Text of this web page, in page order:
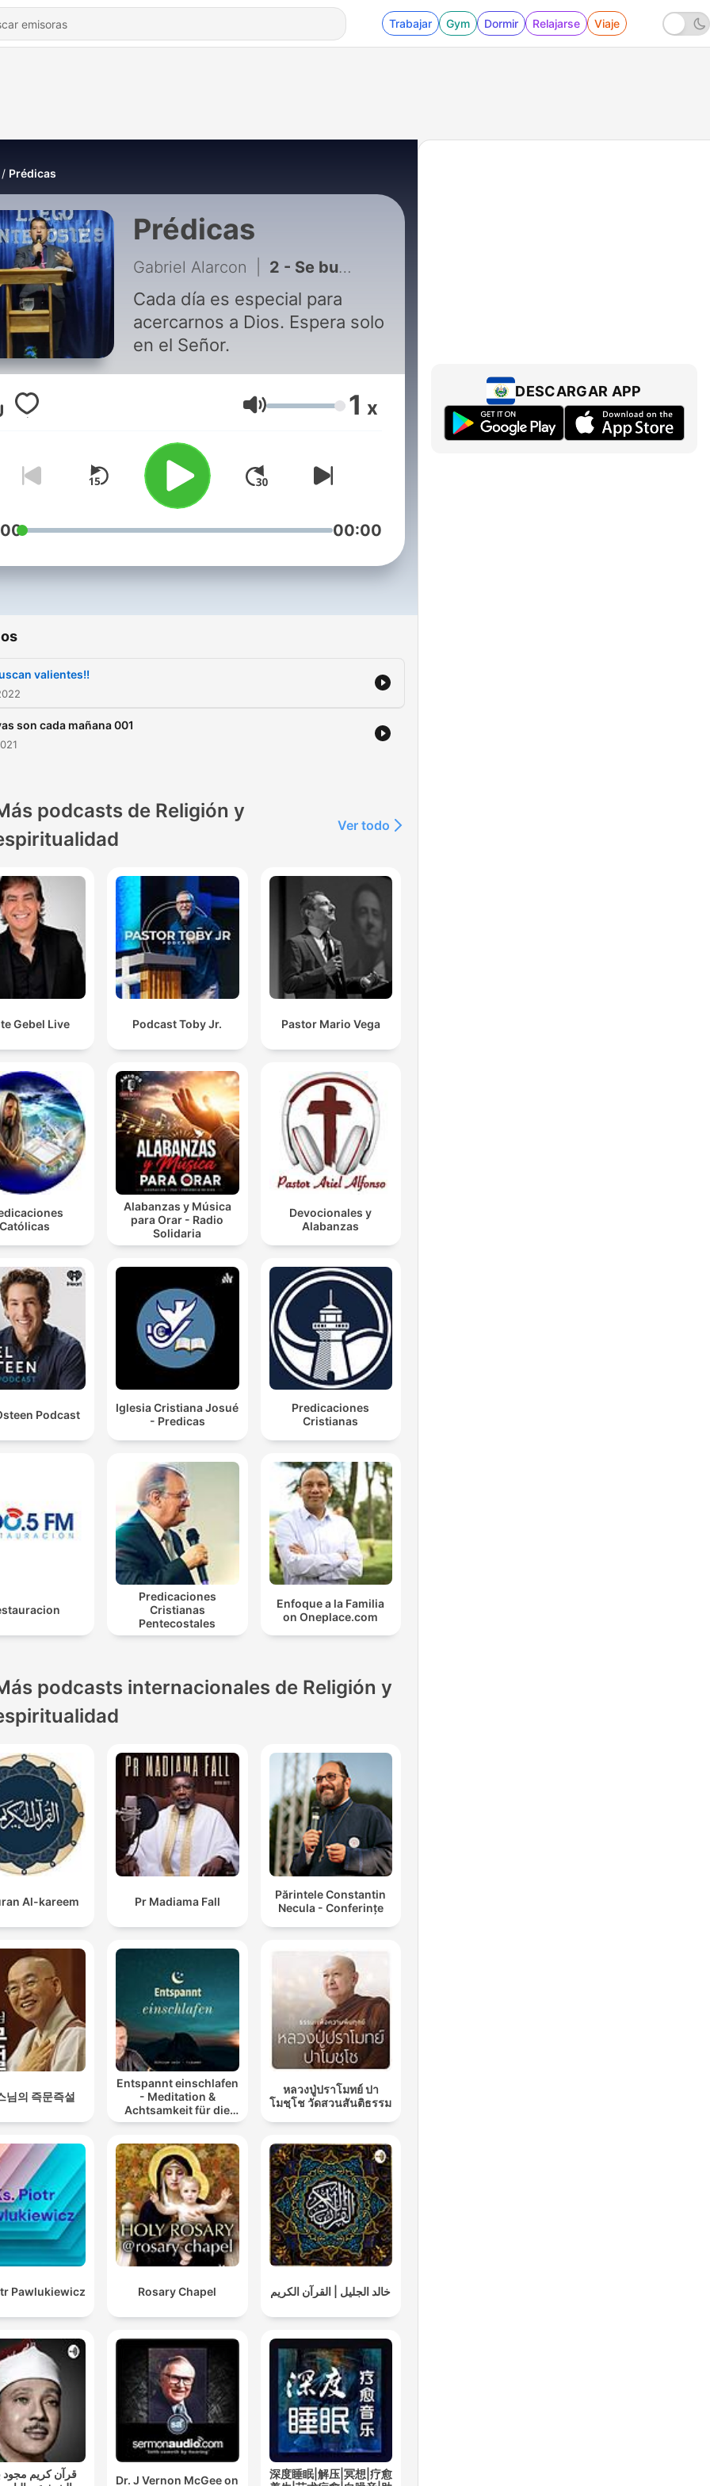
Trabajar Gym Dormir Relajarse Viaje
Prédicas
Prédicas
Gabriel Alarcon 2 - Se buscan valientes!!
Cada día es especial para
acercarnos a Dios. Espera solo
en el Señor.
Volumen 1 x
00:00
valientes!!
son cada mañana 001
podcasts de Religión y
Ver todo
Gebel Live Podcast Toby Jr. Pastor Mario Vega
Alabanzas y Música
para Orar - Radio
Solidaria
Devocionales y
Alabanzas
Podcast
Iglesia Cristiana Josué
- Predicas
Predicaciones
Cristianas
Predicaciones
Cristianas
Pentecostales
Enfoque a la Familia
on Oneplace.com
podcasts internacionales de Religión y
Al-kareem Pr Madiama Fall
Părintele Constantin
Necula - Conferințe
님의 즉문즉설
Entspannt einschlafen
- Meditation &
Achtsamkeit für die
Nacht
หลวงปู่ปราโมทย์ ปา
โมชฺโช วัดสวนสันติธรรม
Pawlukiewicz Rosary Chapel خالد الجليل | القرآن الكريم
قرآن كريم
Dr. J Vernon McGee on
深度睡眠|解压|冥想|疗愈
DESCARGAR APP